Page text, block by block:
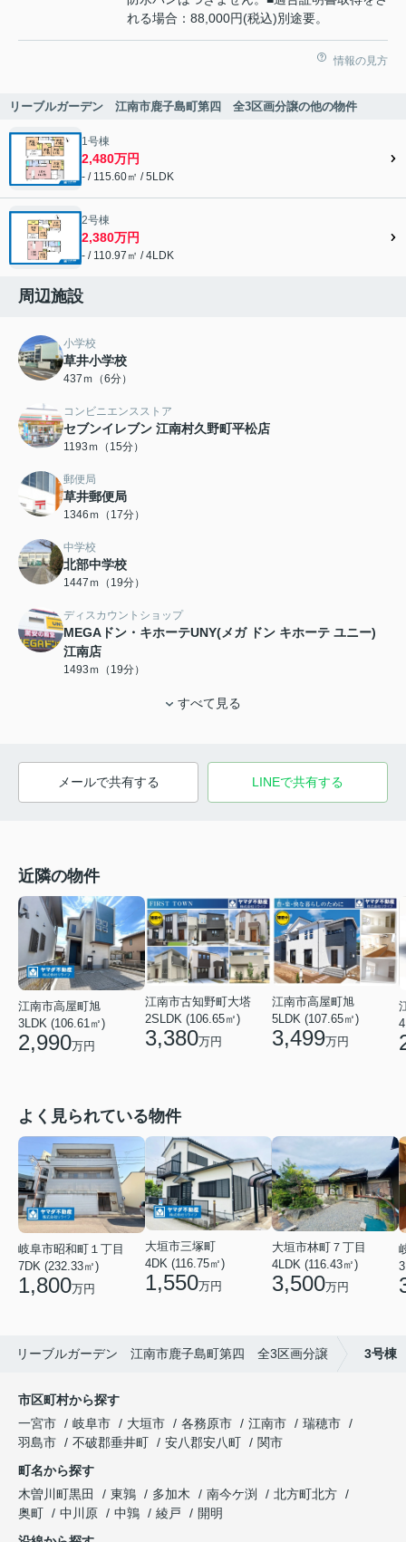
れる場合：88,000円(税込)別途要。
情報の見方
リーブルガーデン 江南市鹿子島町第四 全3区画分譲の他の物件
1号棟
2,480万円
- / 115.60㎡ / 5LDK
2号棟
2,380万円
- / 110.97㎡ / 4LDK
周辺施設
小学校
草井小学校
437ｍ（6分）
コンビニエンスストア
セブンイレブン 江南村久野町平松店
1193ｍ（15分）
郵便局
草井郵便局
1346ｍ（17分）
中学校
北部中学校
1447ｍ（19分）
ディスカウントショップ
MEGAドン・キホーテUNY(メガ ドン キホーテ ユニー)
江南店
1493ｍ（19分）
すべて見る
メールで共有する LINEで共有する
近隣の物件
江南市高屋町旭
3LDK (106.61㎡)
2,990万円
江南市古知野町大塔
2SLDK (106.65㎡)
3,380万円
江南市高屋町旭
5LDK (107.65㎡)
3,499万円
よく見られている物件
岐阜市昭和町１丁目
7DK (232.33㎡)
1,800万円
大垣市三塚町
4DK (116.75㎡)
1,550万円
大垣市林町７丁目
4LDK (116.43㎡)
3,500万円
リーブルガーデン 江南市鹿子島町第四 全3区画分譲 3号棟
市区町村から探す
一宮市
岐阜市 大垣市 各務原市 江南市
瑞穂市
羽島市
不破郡垂井町 安八郡安八町
関市
町名から探す
木曽川町黒田
東鶉 多加木 南今ケ渕
北方町北方
奥町
中川原 中鶉 綾戸
開明